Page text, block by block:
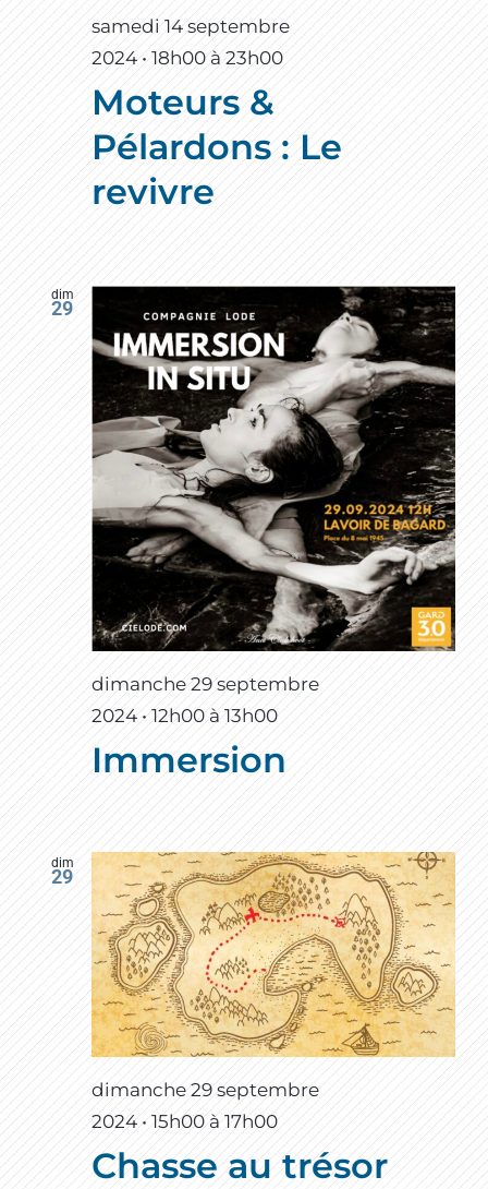
samedi 14 septembre
2024 • 18h00 à 23h00
Moteurs &
Pélardons : Le
revivre
dim
29
dimanche 29 septembre
2024 • 12h00 à 13h00
Immersion
dim
29
dimanche 29 septembre
2024 • 15h00 à 17h00
Chasse au trésor